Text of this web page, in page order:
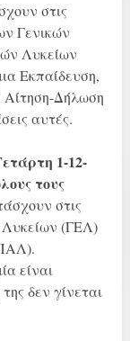
στις
Γενικών
Λυκείων
Εκπαίδευση,
Αίτηση-Δήλωση
αυτές.
1-12-
τους
στις
Λυκείων (ΓΕΛ)
είναι
δεν γίνεται